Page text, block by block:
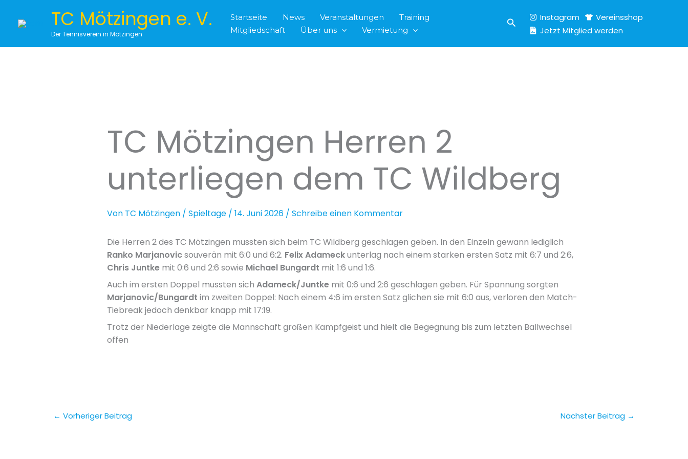
Inhalt
springen
TC Mötzingen e. V.
Der Tennisverein in Mötzingen
Startseite News Veranstaltungen
Training
Mitgliedschaft
Über uns Vermietung
SuchenInstagram
Vereinsshop
Jetzt Mitglied werden
TC Mötzingen Herren 2
unterliegen dem TC Wildberg
Von TC Mötzingen / Spieltage/ 14. Juni 2026 / Schreibe einen Kommentar
Die Herren 2 des TC Mötzingen mussten sich beim TC Wildberg geschlagen geben. In den Einzeln gewann lediglich
Ranko Marjanovicsouverän mit 6:0 und 6:2. Felix Adameckunterlag nach einem starken ersten Satz mit 6:7 und 2:6,
Chris Juntkemit 0:6 und 2:6 sowie Michael Bungardt mit 1:6 und 1:6.
Auch im ersten Doppel mussten sich Adameck/Juntkemit 0:6 und 2:6 geschlagen geben. Für Spannung sorgten
Marjanovic/Bungardt im zweiten Doppel: Nach einem 4:6 im ersten Satz glichen sie mit 6:0 aus, verloren den Match-
Tiebreak jedoch denkbar knapp mit 17:19.
Trotz der Niederlage zeigte die Mannschaft großen Kampfgeist und hielt die Begegnung bis zum letzten Ballwechsel
offen
← Vorheriger Beitrag Nächster Beitrag →